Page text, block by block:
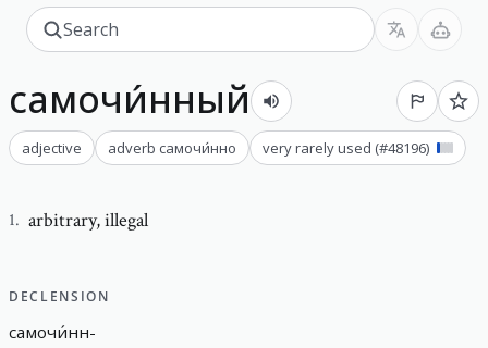
самочи́нный
adjective adverb самочи́нно very rarely used (#48196)
1. arbitrary,illegal
DECLENSION
самочи́нн-